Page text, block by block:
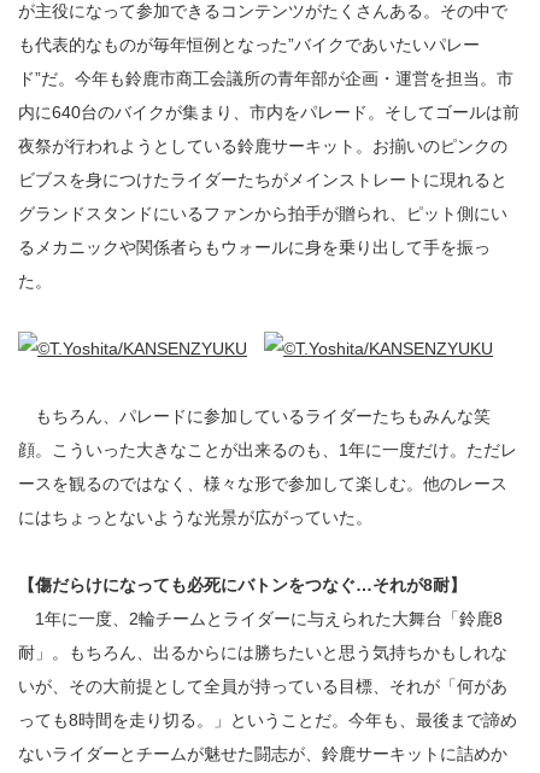
が主役になって参加できるコンテンツがたくさんある。その中で
も代表的なものが毎年恒例となった”バイクであいたいパレー
ド”だ。今年も鈴鹿市商工会議所の青年部が企画・運営を担当。市
内に640台のバイクが集まり、市内をパレード。そしてゴールは前
夜祭が行われようとしている鈴鹿サーキット。お揃いのピンクの
ビブスを身につけたライダーたちがメインストレートに現れると
グランドスタンドにいるファンから拍手が贈られ、ピット側にい
るメカニックや関係者らもウォールに身を乗り出して手を振っ
た。
もちろん、パレードに参加しているライダーたちもみんな笑
顔。こういった大きなことが出来るのも、1年に一度だけ。ただレ
ースを観るのではなく、様々な形で参加して楽しむ。他のレース
にはちょっとないような光景が広がっていた。
【傷だらけになっても必死にバトンをつなぐ…それが8耐】
1年に一度、2輪チームとライダーに与えられた大舞台「鈴鹿8
耐」。もちろん、出るからには勝ちたいと思う気持ちかもしれな
いが、その大前提として全員が持っている目標、それが「何があ
っても8時間を走り切る。」ということだ。今年も、最後まで諦め
ないライダーとチームが魅せた闘志が、鈴鹿サーキットに詰めか